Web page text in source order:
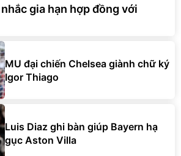
gia hạn hợp đồng với
MU đại chiến Chelsea giành chữ ký
Igor Thiago
Luis Diaz ghi bàn giúp Bayern hạ
gục Aston Villa